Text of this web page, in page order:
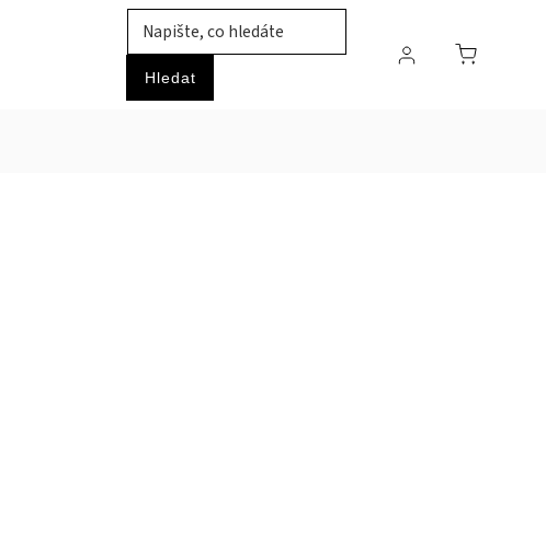
Hledat
ZVÍŘATA PRŮMYSLOVÉ ZBOŽÍ HOBBY